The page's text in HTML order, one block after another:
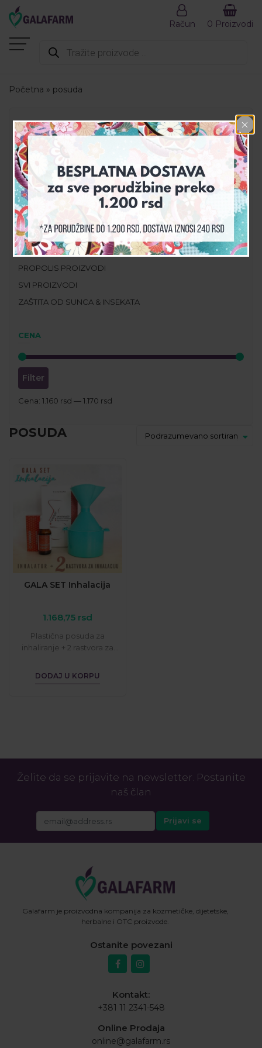
search
Račun 0 Proizvodi
Početna » posuda
MENI
AKCIJA
DEZINFEKCIJA
DODACI ISHRANI
GALA SET
GALAHEALTH
KOZMETIKA
PREPORUČENI PROIZVODI
PROPOLIS PROIZVODI
SVI PROIZVODI
ZAŠTITA OD SUNCA & INSEKATA
CENA
Filter
Cena: 1.160 rsd —1.170 rsd
POSUDA
GALA SET Inhalacija
1.168,75 rsd
Plastična posuda za
inhaliranje + 2 rastvora za
etarskim uljima...
DODAJ U KORPU
Želite da se prijavite na newsletter. Postanite
naš član
Galafarm je proizvodna kompanija za kozmetičke, dijetetske,
herbalne i OTC proizvode.
Ostanite povezani
Kontakt:
+381 11 2341-548
Online Prodaja
online@galafarm.rs